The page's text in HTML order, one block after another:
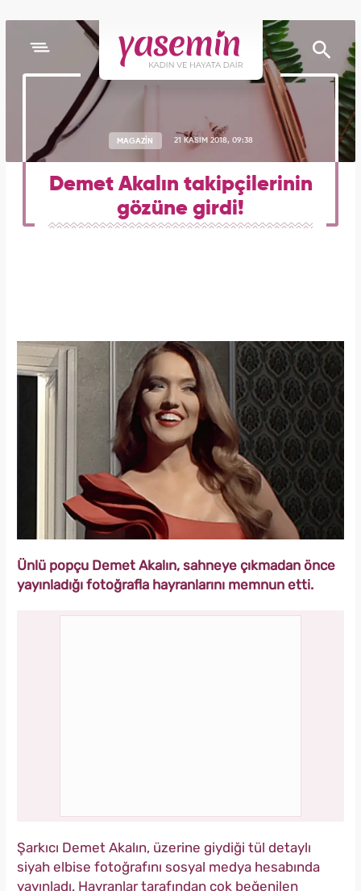
MAGAZİN 21 KASIM 2018, 09:38
Demet Akalın takipçilerinin
gözüne girdi!
Ünlü popçu Demet Akalın, sahneye çıkmadan önce
yayınladığı fotoğrafla hayranlarını memnun etti.
Şarkıcı Demet Akalın, üzerine giydiği tül detaylı
siyah elbise fotoğrafını sosyal medya hesabında
yayınladı. Hayranlar tarafından çok beğenilen